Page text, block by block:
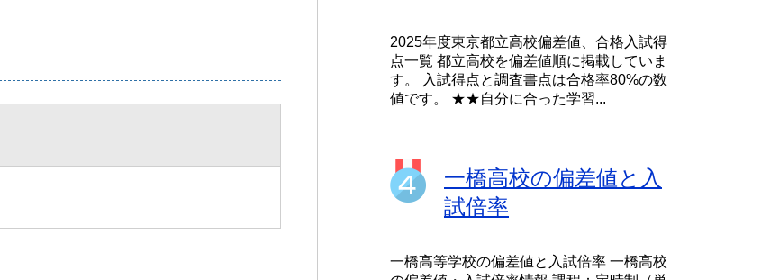
2025年度東京都立高校偏差値、合格入試得
点一覧 都立高校を偏差値順に掲載していま
す。 入試得点と調査書点は合格率80%の数
値です。 ★★自分に合った学習...
一橋高校の偏差値と入
試倍率
一橋高等学校の偏差値と入試倍率 一橋高校